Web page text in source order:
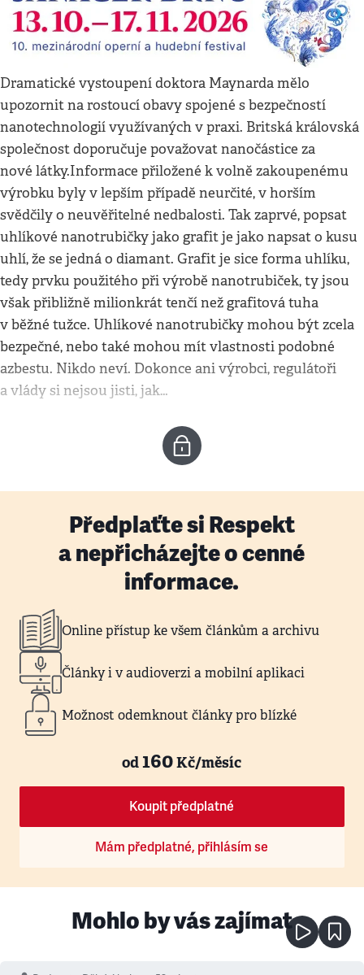
Dramatické vystoupení doktora Maynarda mělo
upozornit na rostoucí obavy spojené s bezpečností
nanotechnologií využívaných v praxi. Britská královská
společnost doporučuje považovat nanočástice za
nové látky.Informace přiložené k volně zakoupenému
výrobku byly v lepším případě neurčité, v horším
svědčily o neuvěřitelné nedbalosti. Tak zaprvé, popsat
uhlíkové nanotrubičky jako grafit je jako napsat o kusu
uhlí, že se jedná o diamant. Grafit je sice forma uhlíku,
tedy prvku použitého při výrobě nanotrubiček, ty jsou
však přibližně milionkrát tenčí než grafitová tuha
v běžné tužce. Uhlíkové nanotrubičky mohou být zcela
bezpečné, nebo také mohou mít vlastnosti podobné
azbestu. Nikdo neví. Dokonce ani výrobci, regulátoři
a vlády si nejsou jisti, jak…
Předplaťte si Respekt
a nepřicházejte o cenné
informace.
Online přístup ke všem článkům a archivu
Články i v audioverzi a mobilní aplikaci
Možnost odemknout články pro blízké
od160Kč/měsíc
Koupit předplatné
Mám předplatné, přihlásím se
Mohlo by vás zajímat